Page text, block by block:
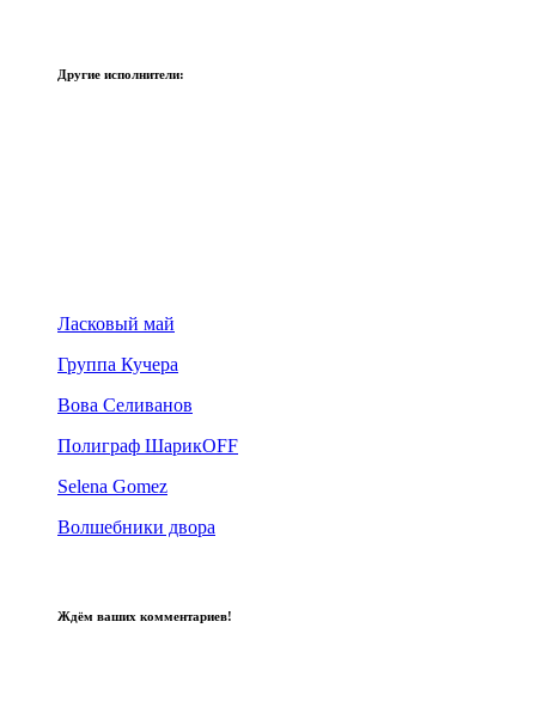
Другие исполнители:
Ласковый май
Группа Кучера
Вова Селиванов
Полиграф ШарикOFF
Selena Gomez
Волшебники двора
Ждём ваших комментариев!